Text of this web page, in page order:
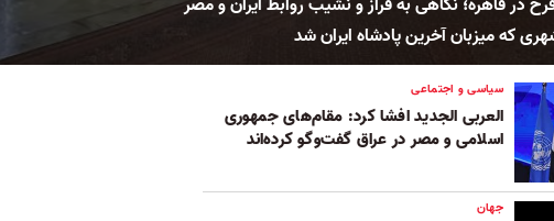
که میزبان آخرین پادشاه ایران شد
سیاسی و اجتماعی
العربی الجدید افشا کرد: مقام‌های جمهوری
اسلامی و مصر در عراق گفت‌وگو کرده‌اند
جهان